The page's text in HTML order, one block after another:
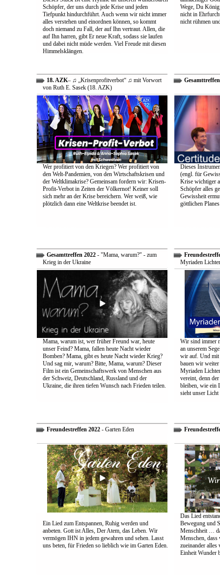
Schöpfer, der uns durch jede Krise und jeden
Tiefpunkt hindurchführt. Auch wenn wir nicht immer
alles verstehen und einordnen können, so kommt
doch niemand zu Fall, der auf Ihn vertraut. Allen, die
auf Ihn harren, gibt Er neue Kraft, sodass sie laufen
und dabei nicht müde werden. Viel Freude mit diesen
Himmelsklängen.
Wege, Du
nicht in
nicht rühmen
18. AZK– ♫ „Krisenprofitverbot“ ♫ mit Vorwort
von Ruth E. Sasek (18. AZK)
Wer profitiert von den Kriegen? Wer profitiert von
den Welt-Pandemien, von den Wirtschaftskrisen und
der Weltklimakrise? Gemeinsam fordern wir: Krisen-
Profit-Verbot in Zeiten der Völkernot! Keiner soll
sich mehr an der Krise bereichern. Wer weiß, wie
plötzlich dann eine Weltkrise beendet ist.
Dieses
(engl. für
Krise wichtiger
Schöpfer alles
Gewissheit
göttlichen
Gesamttreffen 2022- "Mama, warum?" - zum
Krieg in der Ukraine
Mama, warum ist, wer früher Freund war, heute
unser Feind? Mama, fallen heute Nacht wieder
Bomben? Mama, gibt es heute Nacht wieder Krieg?
Und sag mir, warum? Bitte, Mama, warum? Dieser
Film ist ein Gemeinschaftswerk von Menschen aus
der Schweiz, Deutschland, Russland und der
Ukraine, die ihren tiefen Wunsch nach Frieden teilen.
Myriaden
Wir sind immer
an unserem
wir auf. Und mit
bauen wir
Myriaden
vereint, denn
bleiben, wie ein
sieht unser
Freundestreffen 2022- Garten Eden
Ein Lied zum Entspannen, Ruhig werden und
anbeten. Gott ist Alles, Der Atem, das Leben. Wir
vermögen IHN in jedem gewahren und sehen. Lasst
uns beten, für Frieden so lieblich wie im Garten Eden.
Das Lied
Bewegung und
Menschheit …
Menschen,
zueinander alles
Einheit Wunder